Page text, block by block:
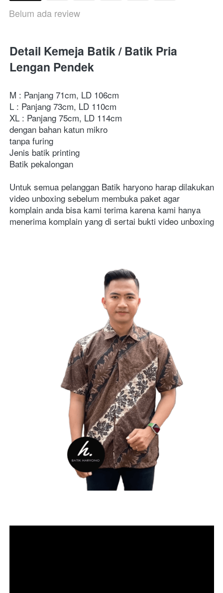
Belum ada review
Detail Kemeja Batik / Batik Pria
Lengan Pendek
M : Panjang 71cm, LD 106cm
L : Panjang 73cm, LD 110cm
XL : Panjang 75cm, LD 114cm
dengan bahan katun mikro
tanpa furing
Jenis batik printing
Batik pekalongan
Untuk semua pelanggan Batik haryono harap dilakukan
video unboxing sebelum membuka paket agar
komplain anda bisa kami terima karena kami hanya
menerima komplain yang di sertai bukti video unboxing